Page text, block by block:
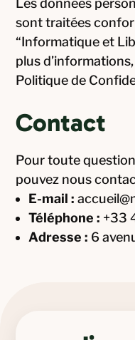
Les données
sont traitées
“Informatique et
plus
Politique de
Contact
Pour toute
pouvez nous
E-mail :
Téléphone : +33
Adresse : 6